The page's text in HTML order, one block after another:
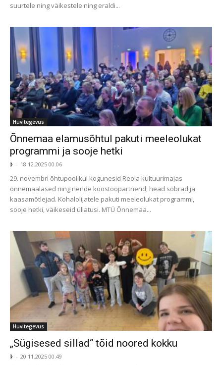
suurtele ning väikestele ning eraldi...
Huvitegevus
Õnnemaa elamusõhtul pakuti meeleolukat
programmi ja sooje hetki
ᚦ - 18.12.2025 00.06
29. novembri õhtupoolikul kogunesid Reola kultuurimajas
õnnemaalased ning nende koostööpartnerid, head sõbrad ja
kaasamõtlejad. Kohalolijatele pakuti meeleolukat programmi,
sooje hetki, väikeseid üllatusi. MTÜ Õnnemaa...
Huvitegevus
„Sügisesed sillad“ tõid noored kokku
ᚦ - 20.11.2025 00.49